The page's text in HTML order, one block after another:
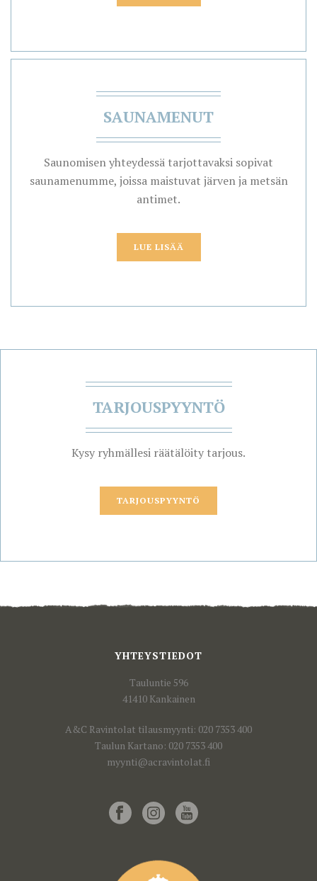
SAUNAMENUT
Saunomisen yhteydessä tarjottavaksi sopivat
saunamenumme, joissa maistuvat järven ja metsän
antimet.
LUE LISÄÄ
TARJOUSPYYNTÖ
Kysy ryhmällesi räätälöity tarjous.
TARJOUSPYYNTÖ
YHTEYSTIEDOT
Tauluntie 596
41410 Kankainen
A&C Ravintolat tilausmyynti: 020 7353 400
Taulun Kartano: 020 7353 400
myynti@acravintolat.fi